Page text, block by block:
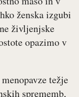
ženska izgubi
življenjske
opazimo v
težje
sprememb,